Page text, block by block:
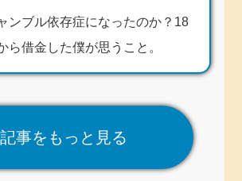
ンブル依存症になったのか？18
ら借金した僕が思うこと。
記事をもっと見る